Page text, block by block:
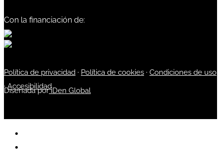
Con la financiación de:
Política de privacidad · Política de cookies · Condiciones de uso
·Accesibilidad
Diseñada poriDen Global